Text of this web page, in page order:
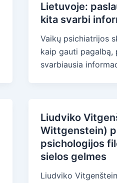
Lietuvoje:
kita svarbi
Vaikų psichiatrijos
kaip gauti pagalbą,
svarbiausia
Liudviko
Wittgenstein)
psichologijos
sielos gelmes
Liudviko